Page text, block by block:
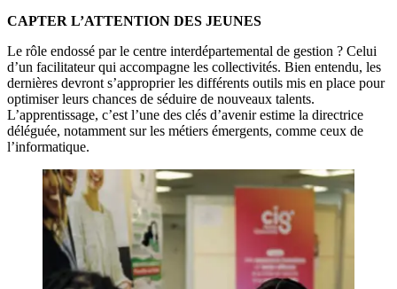
CAPTER L’ATTENTION DES JEUNES
Le rôle endossé par le centre interdépartemental de gestion ? Celui
d’un facilitateur qui accompagne les collectivités. Bien entendu, les
dernières devront s’approprier les différents outils mis en place pour
optimiser leurs chances de séduire de nouveaux talents.
L’apprentissage, c’est l’une des clés d’avenir estime la directrice
déléguée, notamment sur les métiers émergents, comme ceux de
l’informatique.